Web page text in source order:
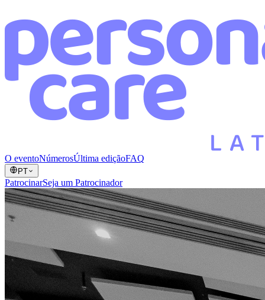
O eventoNúmerosÚltima ediçãoFAQ
PT
PatrocinarSeja um Patrocinador